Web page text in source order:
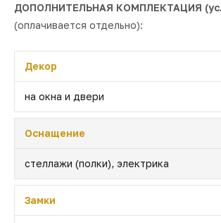
ДОПОЛНИТЕЛЬНАЯ КОМПЛЕКТАЦИЯ
(оплачивается отдельно):
Декор
на окна и двери
Оснащение
стеллажи (полки), электрика
Замки